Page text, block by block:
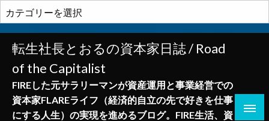
ン
テ
テ
転生社長とおるの資本家日誌 / Road
of the Capitalist
FIREした元サラリーマンが資産運用と事業経営での
資本家FLAREライフ（経済的自立の先で好きを仕事
にする人生）の実現を進めるブログ。FIRE生活、資